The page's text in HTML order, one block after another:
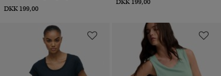
DKK 199,00
DKK 199,00